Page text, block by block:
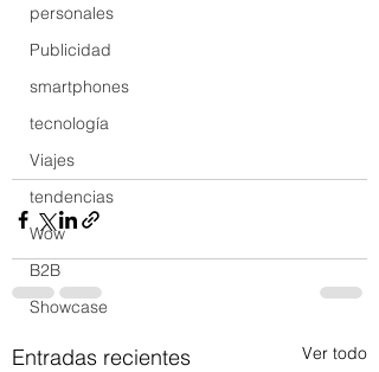
personales
Publicidad
smartphones
tecnología
Viajes
tendencias
Wow
B2B
Showcase
Entradas recientes Ver todo